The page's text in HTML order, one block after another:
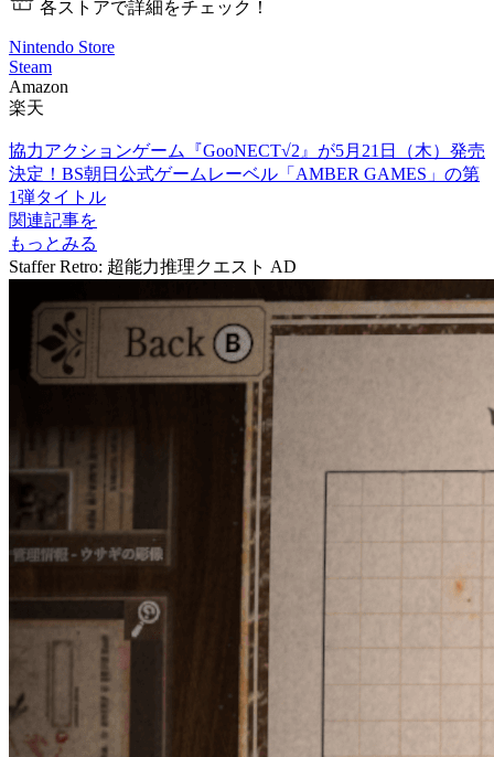
各ストアで詳細をチェック！
Nintendo Store
Steam
Amazon
楽天
協力アクションゲーム『GooNECT√2』が5月21日（木）発売
決定！BS朝日公式ゲームレーベル「AMBER GAMES」の第
1弾タイトル
関連記事を
もっとみる
Staffer Retro: 超能力推理クエスト AD